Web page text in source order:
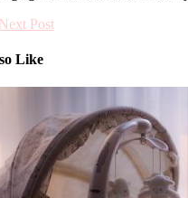
Next Post
Like